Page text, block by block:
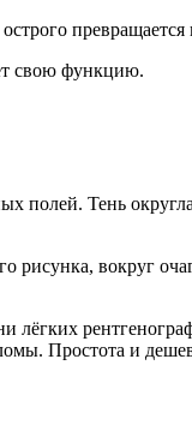
превращается
свою функцию.
полей. Тень
рисунка, вокруг
лёгких
Простота и